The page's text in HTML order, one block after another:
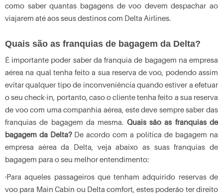
como saber quantas bagagens de voo devem despachar ao
viajarem até aos seus destinos com Delta Airlines.
Quais são as franquias de bagagem da Delta?
É importante poder saber da franquia de bagagem na empresa
aérea na qual tenha feito a sua reserva de voo, podendo assim
evitar qualquer tipo de inconveniência quando estiver a efetuar
o seu check-in, portanto, caso o cliente tenha feito a sua reserva
de voo com uma companhia aérea, este deve sempre saber das
franquias de bagagem da mesma. Quais são as franquias de
bagagem da Delta? De acordo com a política de bagagem na
empresa aérea da Delta, veja abaixo as suas franquias de
bagagem para o seu melhor entendimento:
·Para aqueles passageiros que tenham adquirido reservas de
voo para Main Cabin ou Delta comfort, estes poderão ter direito